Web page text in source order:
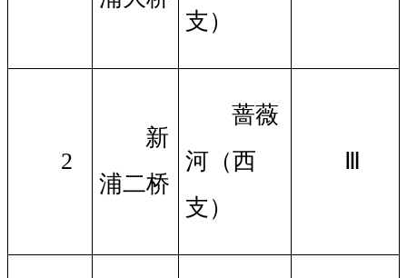
支）
2
新
浦二桥
蔷薇
河（西
支）